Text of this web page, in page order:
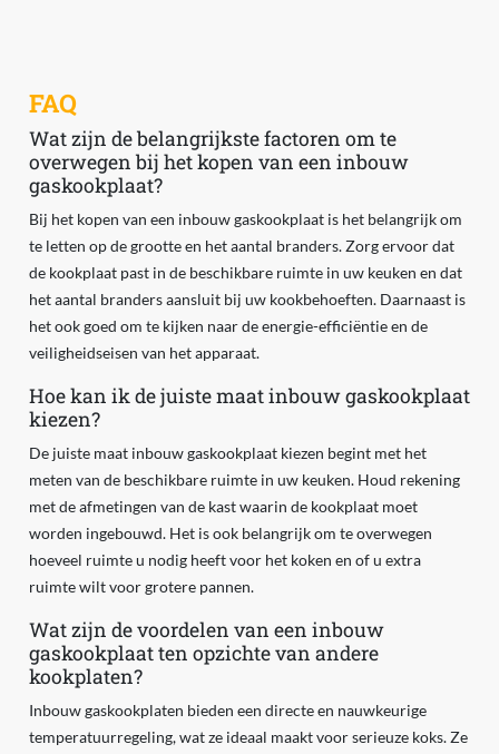
FAQ
Wat zijn de belangrijkste factoren om te
overwegen bij het kopen van een inbouw
gaskookplaat?
Bij het kopen van een inbouw gaskookplaat is het belangrijk om
te letten op de grootte en het aantal branders. Zorg ervoor dat
de kookplaat past in de beschikbare ruimte in uw keuken en dat
het aantal branders aansluit bij uw kookbehoeften. Daarnaast is
het ook goed om te kijken naar de energie-efficiëntie en de
veiligheidseisen van het apparaat.
Hoe kan ik de juiste maat inbouw gaskookplaat
kiezen?
De juiste maat inbouw gaskookplaat kiezen begint met het
meten van de beschikbare ruimte in uw keuken. Houd rekening
met de afmetingen van de kast waarin de kookplaat moet
worden ingebouwd. Het is ook belangrijk om te overwegen
hoeveel ruimte u nodig heeft voor het koken en of u extra
ruimte wilt voor grotere pannen.
Wat zijn de voordelen van een inbouw
gaskookplaat ten opzichte van andere
kookplaten?
Inbouw gaskookplaten bieden een directe en nauwkeurige
temperatuurregeling, wat ze ideaal maakt voor serieuze koks. Ze